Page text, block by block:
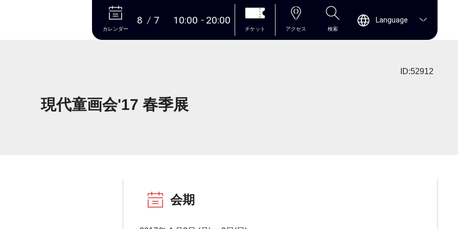
本文へ
カレンダー
8 7 10:00 20:00
チケット アクセス 検索
Language
ID:52912
現代童画会'17 春季展
会期